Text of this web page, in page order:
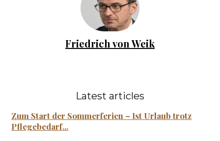
Friedrich von Weik
Latest articles
Zum Start der Sommerferien – Ist Urlaub trotz
Pflegebedarf...